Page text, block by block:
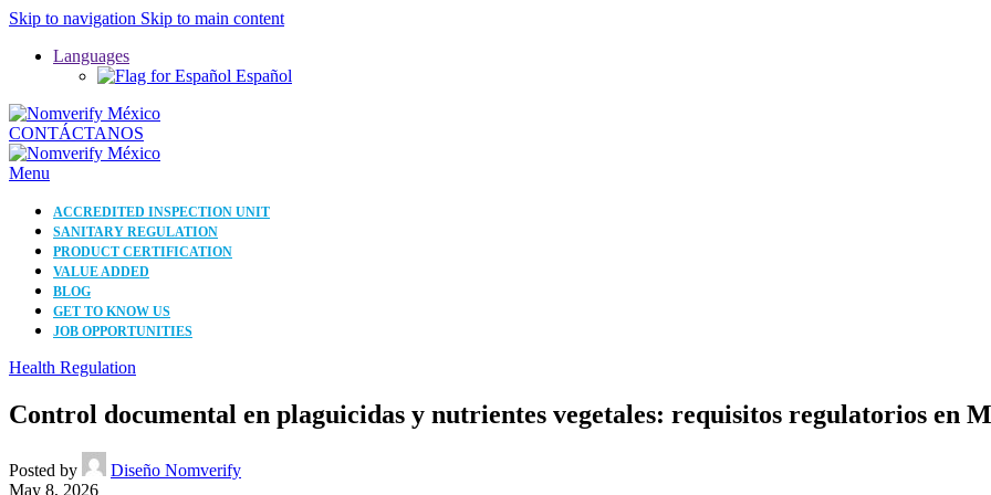
Skip to navigation Skip to main content
Languages
Español
CONTÁCTANOS
Menu
ACCREDITED INSPECTION UNIT
SANITARY REGULATION
PRODUCT CERTIFICATION
VALUE ADDED
BLOG
GET TO KNOW US
JOB OPPORTUNITIES
Health Regulation
Control documental en plaguicidas y nutrientes vegetales: requisitos regulatorios en
Posted by
Diseño Nomverify
May 8, 2026